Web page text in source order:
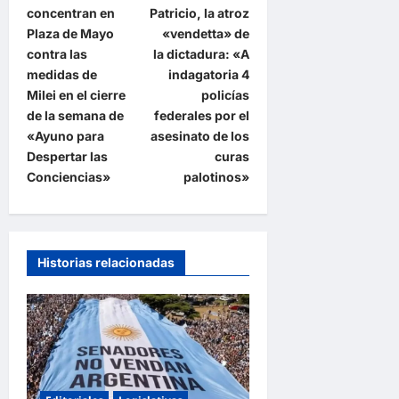
v
e
g
a
c
i
d
e
e
n
t
r
concentran en
Plaza de Mayo
contra las
medidas de
Milei en el cierre
de la semana de
«Ayuno para
Despertar las
Conciencias»
Patricio, la atroz
«vendetta» de
la dictadura: «A
indagatoria 4
policías
federales por el
asesinato de los
curas
palotinos»
Historias relacionadas